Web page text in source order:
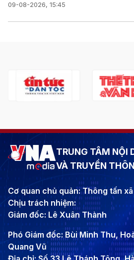
09-08-2026, 15:45
TRUNG TÂM NỘI
VÀ TRUYỀN
Cơ quan chủ quản: Thông tấn
Chịu trách nhiệm:
Giám đốc: Lê Xuân Thành
Phó Giám đốc: Bùi Minh Thu,
Quang Vũ